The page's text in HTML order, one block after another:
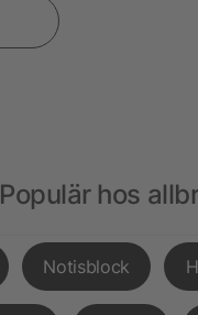
Populär hos
Notisblock